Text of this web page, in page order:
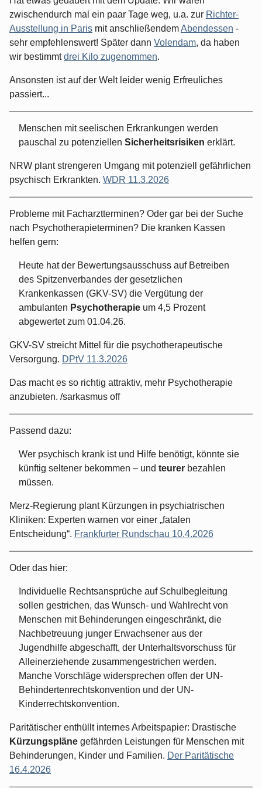
zwischendurch mal ein paar Tage weg, u.a. zur Richter-
Ausstellung in Paris mit anschließendemAbendessen -
sehr empfehlenswert! Später dann Volendam, da haben
wir bestimmtdrei Kilo zugenommen.
Ansonsten ist auf der Welt leider wenig Erfreuliches
passiert...
Menschen mit seelischen Erkrankungen werden
pauschal zu potenziellen Sicherheitsrisiken erklärt.
NRW plant strengeren Umgang mit potenziell gefährlichen
psychisch Erkrankten. WDR 11.3.2026
Probleme mit Facharztterminen? Oder gar bei der Suche
nach Psychotherapieterminen? Die kranken Kassen
helfen gern:
Heute hat der Bewertungsausschuss auf Betreiben
des Spitzenverbandes der gesetzlichen
Krankenkassen (GKV-SV) die Vergütung der
ambulanten Psychotherapie um 4,5 Prozent
abgewertet zum 01.04.26.
GKV-SV streicht Mittel für die psychotherapeutische
Versorgung. DPtV 11.3.2026
Das macht es so richtig attraktiv, mehr Psychotherapie
anzubieten. /sarkasmus off
Passend dazu:
Wer psychisch krank ist und Hilfe benötigt, könnte sie
künftig seltener bekommen – und teurer bezahlen
müssen.
Merz-Regierung plant Kürzungen in psychiatrischen
Kliniken: Experten warnen vor einer „fatalen
Entscheidung“. Frankfurter Rundschau 10.4.2026
Oder das hier:
Individuelle Rechtsansprüche auf Schulbegleitung
sollen gestrichen, das Wunsch- und Wahlrecht von
Menschen mit Behinderungen eingeschränkt, die
Nachbetreuung junger Erwachsener aus der
Jugendhilfe abgeschafft, der Unterhaltsvorschuss für
Alleinerziehende zusammengestrichen werden.
Manche Vorschläge widersprechen offen der UN-
Behindertenrechtskonvention und der UN-
Kinderrechtskonvention.
Paritätischer enthüllt internes Arbeitspapier: Drastische
Kürzungspläne gefährden Leistungen für Menschen mit
Behinderungen, Kinder und Familien. Der Paritätische
16.4.2026